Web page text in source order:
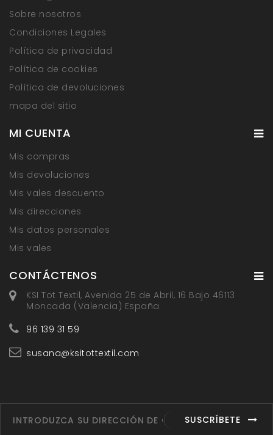
Sobre nosotros
Condiciones Legales
Política de privacidad
Política de cookies
Política de devoluciones
mapa del sitio
MI CUENTA
Mis compras
Mis devoluciones
Mis vales descuento
Mis direcciones
Mis datos personales
Mis vales
CONTÁCTENOS
KSI Tot Textil, Avenida 25 de Abril, 16 Bajo 46113
Moncada (Valencia) España
96 139 31 59
susana@ksitottextil.com
SUSCRÍBETE